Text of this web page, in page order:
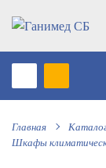
Главная
Шкафы